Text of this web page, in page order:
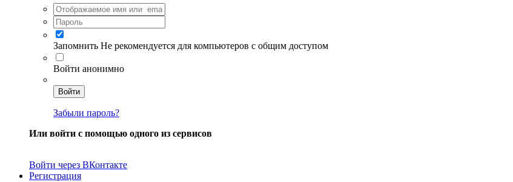
Запомнить Не рекомендуется для компьютеров с общим доступом
Войти анонимно
Войти
Забыли пароль?
Или войти с помощью одного из сервисов
Войти через ВКонтакте
Регистрация